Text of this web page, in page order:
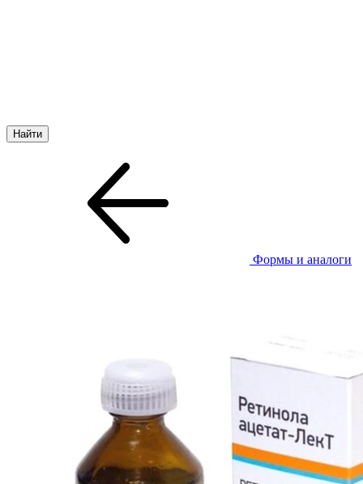
Формы и аналоги